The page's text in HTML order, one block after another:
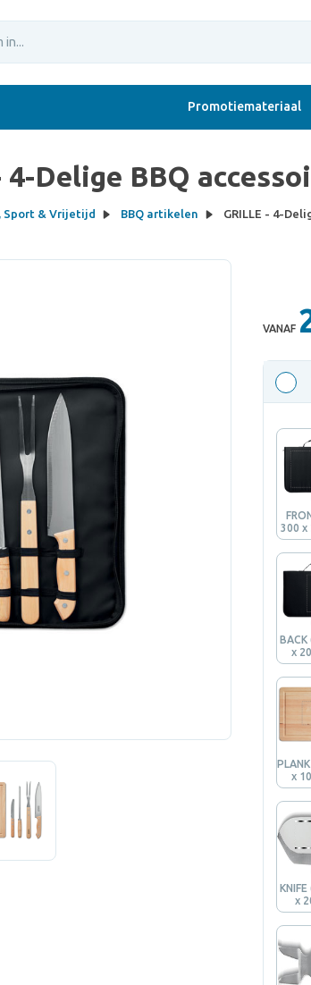
Promotiemateriaal
4-Delige BBQ
Sport & Vrijetijd BBQ artikelen GRILLE - 4-
VANAF
300 x
x
x
x